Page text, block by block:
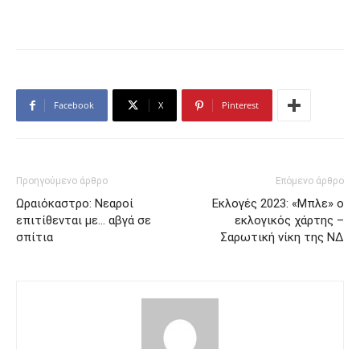
Facebook X Pinterest
Προηγούμενο άρθρο
Ωραιόκαστρο: Νεαροί
επιτίθενται με… αβγά σε
σπίτια
Επόμενο άρθρο
Εκλογές 2023: «Μπλε» ο
εκλογικός χάρτης –
Σαρωτική νίκη της ΝΔ